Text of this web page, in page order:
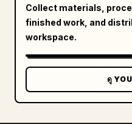
เทา
โหมดมืด
{"count":4,"items":["ภ
วิเคราะห์","โปรเจกต์","
{"count":3,"items":["หั
งานปัจจุบัน 8,421 คน พร้
Collect materials,
finished work, and
workspace.
ดู